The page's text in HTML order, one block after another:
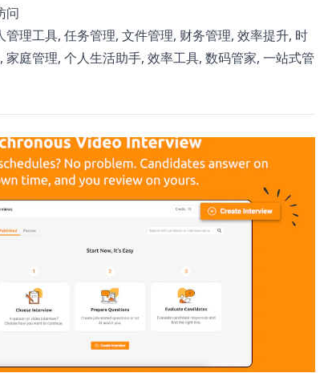
问
管理工具, 任务管理, 文件管理, 财务管理, 效率提升, 时
家庭管理, 个人生活助手, 效率工具, 数码管家, 一站式管